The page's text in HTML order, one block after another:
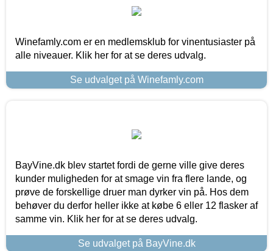
Winefamly.com er en medlemsklub for vinentusiaster på
alle niveauer. Klik her for at se deres udvalg.
Se udvalget på Winefamly.com
BayVine.dk blev startet fordi de gerne ville give deres
kunder muligheden for at smage vin fra flere lande, og
prøve de forskellige druer man dyrker vin på. Hos dem
behøver du derfor heller ikke at købe 6 eller 12 flasker af
samme vin. Klik her for at se deres udvalg.
Se udvalget på BayVine.dk